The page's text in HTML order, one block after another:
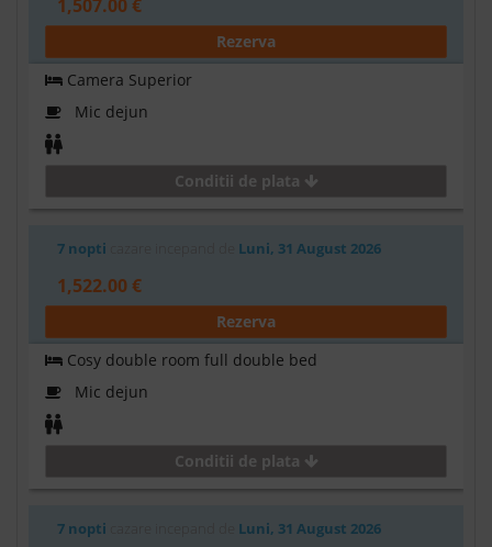
1,507.00 €
Rezerva
Camera Superior
Mic dejun
Conditii de plata
7 nopti Luni, 31 August 2026
1,522.00 €
Rezerva
Cosy double room full double bed
Mic dejun
Conditii de plata
7 nopti Luni, 31 August 2026